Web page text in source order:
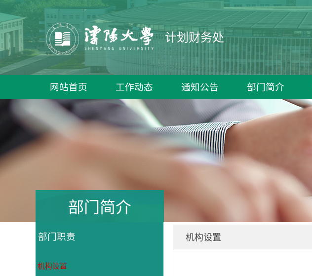
计划财务处
网站首页 工作动态 通知公告 部门简介
部门简介
部门职责
机构设置
机构设置